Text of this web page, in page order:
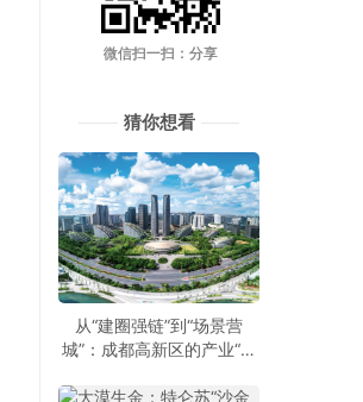
微信扫一扫：分享
猜你想看
从“建圈强链”到“场景营
城”：成都高新区的产业“进